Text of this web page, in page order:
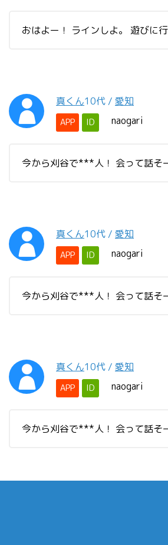
おはよー！ ラインしよ。 遊びに
真くん10代 / 愛知
APP ID naogari
今から刈谷で***人！ 会って話そ
真くん10代 / 愛知
APP ID naogari
今から刈谷で***人！ 会って話そ
真くん10代 / 愛知
APP ID naogari
今から刈谷で***人！ 会って話そ